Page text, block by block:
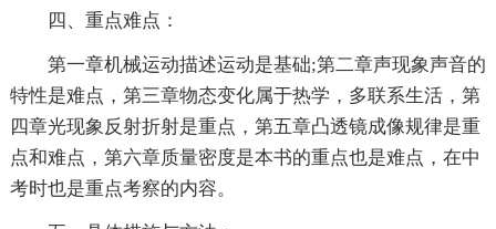
四、重点难点：
第一章机械运动描述运动是基础;第二章声现象声音的
特性是难点，第三章物态变化属于热学，多联系生活，第
四章光现象反射折射是重点，第五章凸透镜成像规律是重
点和难点，第六章质量密度是本书的重点也是难点，在中
考时也是重点考察的内容。